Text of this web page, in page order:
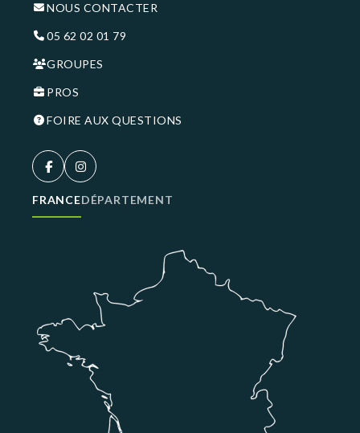
NOUS CONTACTER
05 62 02 01 79
GROUPES
PROS
FOIRE AUX QUESTIONS
FRANCEDÉPARTEMENT